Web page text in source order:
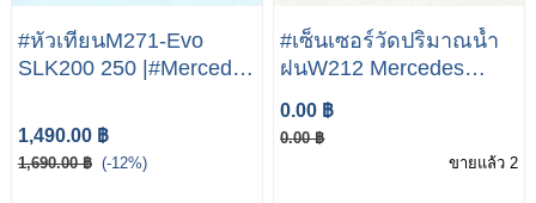
#หัวเทียนM271-Evo
SLK200 250 |#Mercedes
1,490.00 ฿
1,690.00 ฿ (-12%)
#เซ็นเซอร์วัดปริมาณน้ำ
ฝนW212 Mercedes
W204 C180 C220 C260
E300
0.00 ฿
0.00 ฿
ขายแล้ว 2